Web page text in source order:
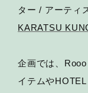
ター / アーティ
KARATSU
企画では、
イテムや